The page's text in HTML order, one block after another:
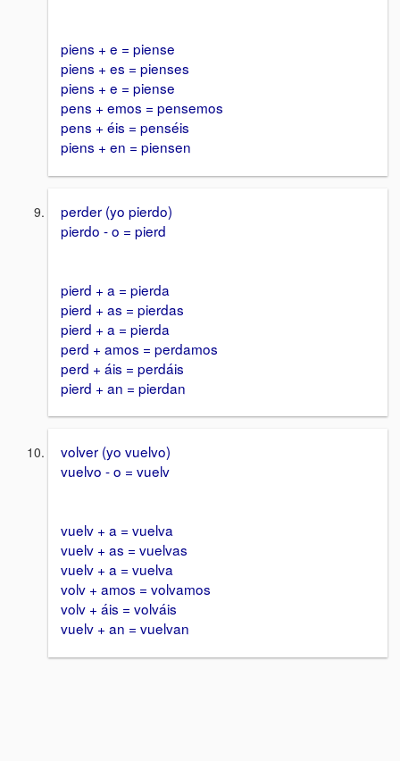
piens + e = piense
piens + es = pienses
piens + e = piense
pens + emos = pensemos
pens + éis = penséis
piens + en = piensen
perder (yo pierdo)
pierdo - o = pierd
pierd + a = pierda
pierd + as = pierdas
pierd + a = pierda
perd + amos = perdamos
perd + áis = perdáis
pierd + an = pierdan
volver (yo vuelvo)
vuelvo - o = vuelv
vuelv + a = vuelva
vuelv + as = vuelvas
vuelv + a = vuelva
volv + amos = volvamos
volv + áis = volváis
vuelv + an = vuelvan